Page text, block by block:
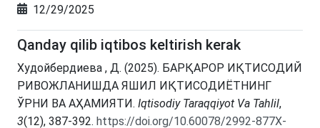
12/29/2025
Qanday qilib iqtibos keltirish kerak
Худойбердиева , Д. (2025). БАРҚАРОР ИҚТИСОДИЙ
РИВОЖЛАНИШДА ЯШИЛ ИҚТИСОДИЁТНИНГ
ЎРНИ ВА АҲАМИЯТИ. Iqtisodiy Taraqqiyot Va Tahlil,
3(12), 387-392. https://doi.org/10.60078/2992-877X-